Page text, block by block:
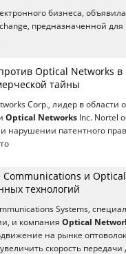
бизнеса,
предназначенной
Optical Networks
тайны
Corp., лидер в области
Optical Networks Inc. Nortel
нарушении патентного
и
технологий
Systems,
и компания Optical
на рынке
скорость передачи